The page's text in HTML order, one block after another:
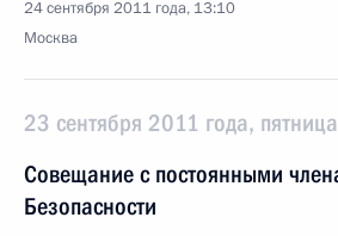
24 сентября 2011 года, 13:10
Москва
23 сентября 2011 года, пятница
Совещание с постоянными
Безопасности